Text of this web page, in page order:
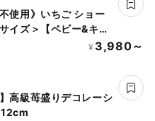
使用》いちご ショー
イズ＞【ベビー&キッ
¥ 3,980～
高級苺盛りデコレーシ
12cm